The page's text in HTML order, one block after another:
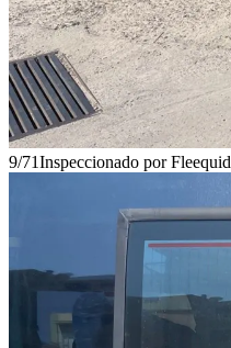
9/71Inspeccionado por Fleequid